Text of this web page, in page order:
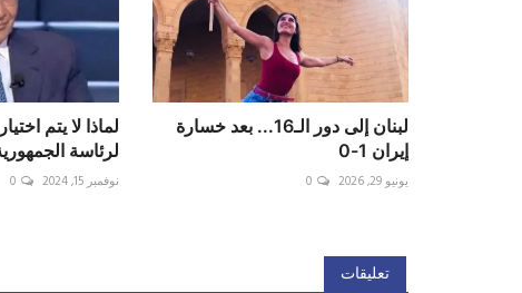
لبنان إلى دور الـ16... بعد خسارة
إيران 1-0
يونيو 29, 2026 0
لماذا لا يتم
لرئاسة
نوفمبر 15, 2024 0
تعليقات